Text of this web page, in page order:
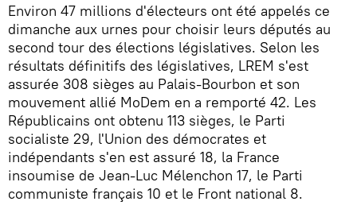
Environ 47 millions d'électeurs ont été appelés ce
dimanche aux urnes pour choisir leurs députés au
second tour des élections législatives. Selon les
résultats définitifs des législatives, LREM s'est
assurée 308 sièges au Palais-Bourbon et son
mouvement allié MoDem en a remporté 42. Les
Républicains ont obtenu 113 sièges, le Parti
socialiste 29, l'Union des démocrates et
indépendants s'en est assuré 18, la France
insoumise de Jean-Luc Mélenchon 17, le Parti
communiste français 10 et le Front national 8.